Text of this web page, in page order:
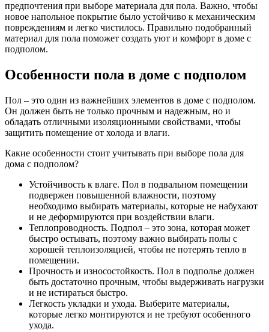
предпочтения при выборе материала для пола. Важно, чтобы
новое напольное покрытие было устойчиво к механическим
повреждениям и легко чистилось. Правильно подобранный
материал для пола поможет создать уют и комфорт в доме с
подполом.
Особенности пола в доме с подполом
Пол – это один из важнейших элементов в доме с подполом.
Он должен быть не только прочным и надежным, но и
обладать отличными изоляционными свойствами, чтобы
защитить помещение от холода и влаги.
Какие особенности стоит учитывать при выборе пола для
дома с подполом?
Устойчивость к влаге. Пол в подвальном помещении
подвержен повышенной влажности, поэтому
необходимо выбирать материалы, которые не набухают
и не деформируются при воздействии влаги.
Теплопроводность. Подпол – это зона, которая может
быстро остывать, поэтому важно выбирать полы с
хорошей теплоизоляцией, чтобы не потерять тепло в
помещении.
Прочность и износостойкость. Пол в подполье должен
быть достаточно прочным, чтобы выдерживать нагрузки
и не истираться быстро.
Легкость укладки и ухода. Выберите материалы,
которые легко монтируются и не требуют особенного
ухода.